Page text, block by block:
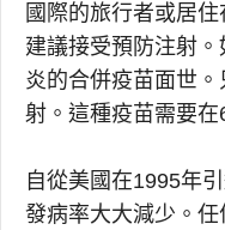
國際的旅行者或居
建議接受預防注射
炎的合併疫苗面世
射。這種疫苗需要在
自從美國在1995年
發病率大大減少。任